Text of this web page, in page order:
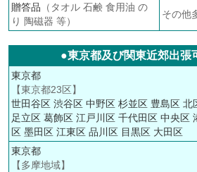
贈答品 （タオル 石鹸 食用油 の
り 陶磁器 等）
その他
●東京都及び関東近郊出張
東京都
【東京都23区】
世田谷区 渋谷区 中野区 杉並区 豊島区 北
足立区 葛飾区 江戸川区 千代田区 中央区
区 墨田区 江東区 品川区 目黒区 大田区
東京都
【多摩地域】